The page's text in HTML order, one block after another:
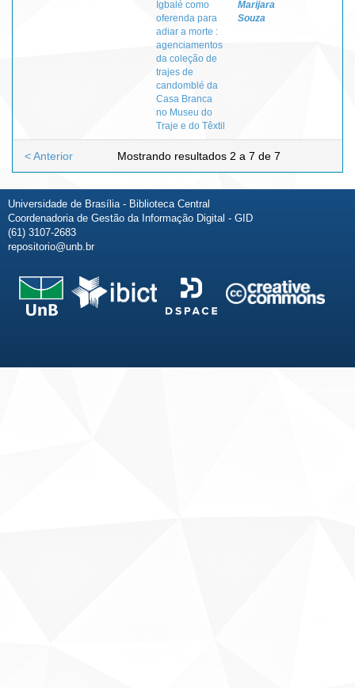
Igbalé como
oferenda para
adiar a morte :
agenciamentos
da coleção de
trajes de
candomblé da
Casa Branca
no Museu do
Traje e do Têxtil
Marijara
Souza
Mostrando resultados 2 a 7 de 7
< Anterior
Universidade de Brasília - Biblioteca Central
Coordenadoria de Gestão da Informação Digital - GID
(61) 3107-2683
repositorio@unb.br